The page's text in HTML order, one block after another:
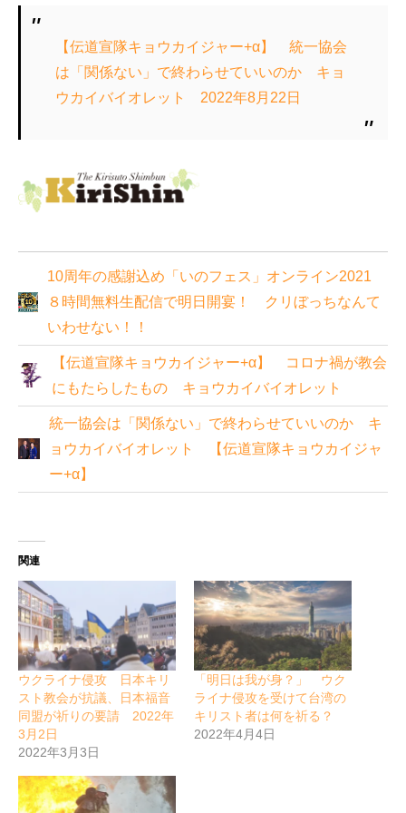
【伝道宣隊キョウカイジャー+α】 統一協会
は「関係ない」で終わらせていいのか キョ
ウカイバイオレット 2022年8月22日
10周年の感謝込め「いのフェス」オンライン2021
８時間無料生配信で明日開宴！ クリぼっちなんて
いわせない！！
【伝道宣隊キョウカイジャー+α】 コロナ禍が教会
にもたらしたもの キョウカイバイオレット
統一協会は「関係ない」で終わらせていいのか キ
ョウカイバイオレット 【伝道宣隊キョウカイジャ
ー+α】
関連
ウクライナ侵攻 日本キリ
スト教会が抗議、日本福音
同盟が祈りの要請 2022年
3月2日
2022年3月3日
「明日は我が身？」 ウク
ライナ侵攻を受けて台湾の
キリスト者は何を祈る？
2022年4月4日